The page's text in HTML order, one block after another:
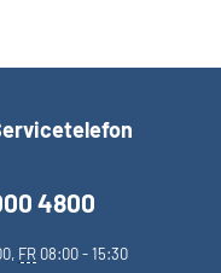
4800
FR 08:00 - 15:30